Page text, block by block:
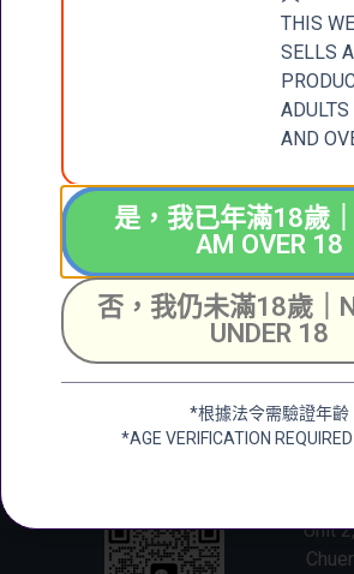
有存貨，我們將會向閣下退款。
關於退款或換貨而引起的任何爭
CONTACT
聯絡我們
張記國
新界大
Unit
THIS
SELLS
AND
是，我已年滿18歲
AM OVER 18
否，我仍未滿18歲｜
UNDER 18
*根據法令需驗證年齡
*AGE VERIFICATION